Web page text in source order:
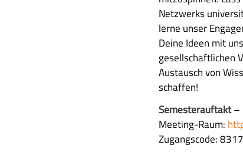
f
a
s
s
u
n
g
ü
h
r
l
i
c
h
e
B
e
Netzwerks
lerne unser
Deine Ideen mit
gesellschaftlichen
Austausch von
schaffen!
Semesterauftakt–
Meeting-Raum:
Zugangscode: